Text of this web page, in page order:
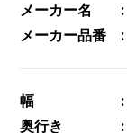
メーカー名
メーカー品番
幅
奥行き